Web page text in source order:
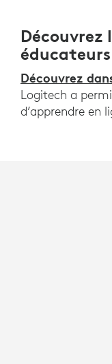
Découvrez
Découvrez
Logitech a
d’apprendre en